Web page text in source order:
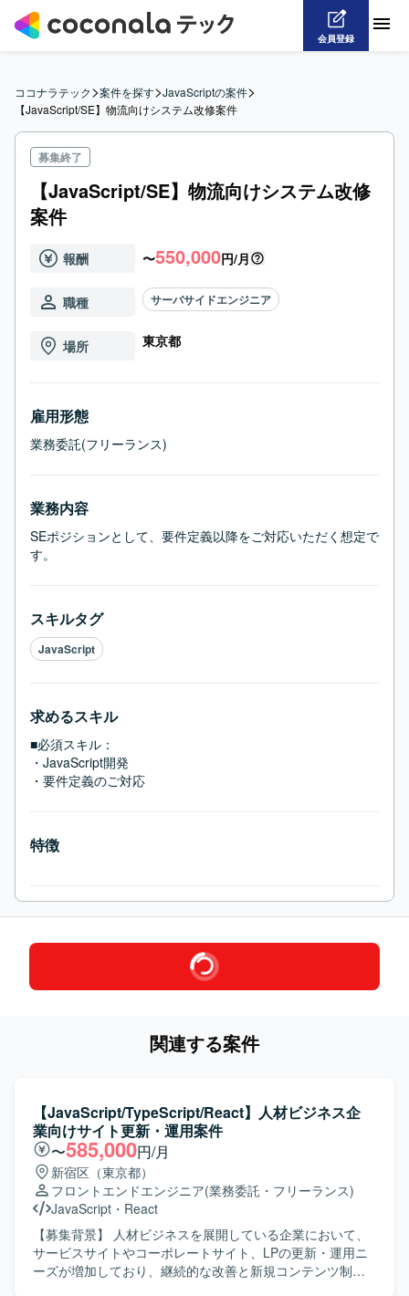
会員登録
ココナラテック>案件を探す>JavaScriptの案件>
【JavaScript/SE】物流向けシステム改修案件
募集終了
【JavaScript/SE】物流向けシステム改修
案件
報酬 〜550,000円/月
職種 サーバサイドエンジニア
場所 東京都
雇用形態
業務委託(フリーランス)
業務内容
SEポジションとして、要件定義以降をご対応いただく想定で
す。
スキルタグ
JavaScript
求めるスキル
■必須スキル：
・JavaScript開発
・要件定義のご対応
特徴
関連する案件
【JavaScript/TypeScript/React】人材ビジネス企
業向けサイト更新・運用案件
〜585,000円/月
新宿区（東京都）
フロントエンドエンジニア(業務委託・フリーランス)
JavaScript ・ React
【募集背景】 人材ビジネスを展開している企業において、
サービスサイトやコーポレートサイト、LPの更新・運用ニ
ーズが増加しており、継続的な改善と新規コンテンツ制作